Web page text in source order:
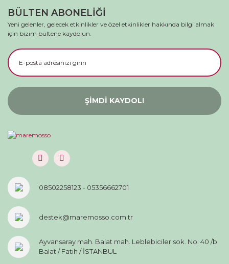
BÜLTEN ABONELİĞİ
Yeni gelenler, gelecek etkinlikler ve özel etkinlikler hakkında bilgi almak
için bizim bültene kaydolun.
ŞİMDİ KAYDOL!
08502258123 - 05356662701
destek@maremosso.com.tr
Ayvansaray mah. Balat mah. Leblebiciler sok. No: 40 /b
Balat / Fatih / İSTANBUL